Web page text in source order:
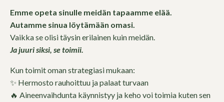
Emme opeta sinulle meidän tapaamme elää.
Autamme sinua löytämään omasi.
Vaikka se olisi täysin erilainen kuin meidän.
Ja juuri siksi, se toimii.
Kun toimit oman strategiasi mukaan:
✨ Hermosto rauhoittuu ja palaat turvaan
🔥 Aineenvaihdunta käynnistyy ja keho voi toimia kuten sen